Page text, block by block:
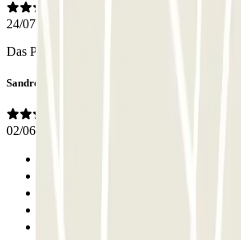
24/07/2026
Das Personal war für mich schwierig zu
Sandro
02/06/2026